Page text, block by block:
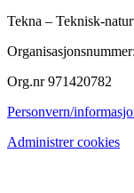
Tekna – Teknisk-
Org.nr 971420782
Personvern/
Administrer cookies